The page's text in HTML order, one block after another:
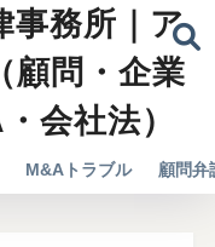
事務所｜ア
顧問・企業
会社法）
M&Aトラブル 顧問弁